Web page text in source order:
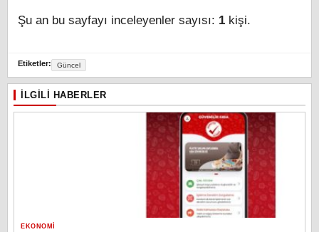
Şu an bu sayfayı inceleyenler sayısı: 1 kişi.
Etiketler: Güncel
İLGILI HABERLER
EKONOMI